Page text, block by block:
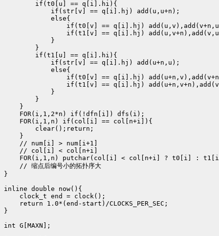
        if(t0[u] == q[i].hi){
            if(str[v] == q[i].hj) add(u,u+n);
            else{
if(t0[v] == q[i].hj)
if(t1[v] == q[i].hj)
            }
        }
        if(t1[u] == q[i].hi){
            if(str[v] == q[i].hj) add(u+n,u);
            else{
if(t0[v] == q[i].hj)
if(t1[v] == q[i].hj)
            }
        }
    }
    FOR(i,1,2*n) if(!dfn[i]) dfs(i);
    FOR(i,1,n) if(col[i] == col[n+i]){
        clear();return;
    }
    // num[i] > num[i+1]
    // col[i] < col[n+i]
FOR(i,1,n) putchar(col[i] < col[n+i] ? t0[i] :
    // 缩点后编号小的拓扑序大
}
inline double now(){
    clock_t end = clock();
    return 1.0*(end-start)/CLOCKS_PER_SEC;
}
int G[MAXN];